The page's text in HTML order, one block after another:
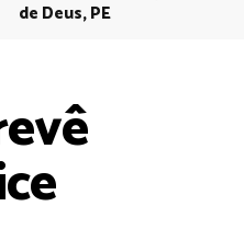
de Deus, PE